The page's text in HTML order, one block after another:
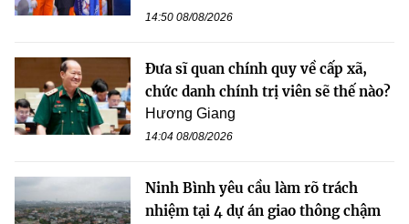
14:50 08/08/2026
Đưa sĩ quan chính quy về cấp xã,
chức danh chính trị viên sẽ thế nào?
Hương Giang
14:04 08/08/2026
Ninh Bình yêu cầu làm rõ trách
nhiệm tại 4 dự án giao thông chậm